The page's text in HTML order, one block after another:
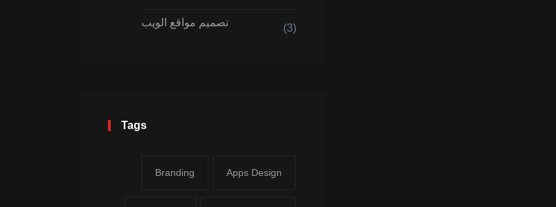
تصميم مواقع الويب (3)
Tags
Apps Design
Branding